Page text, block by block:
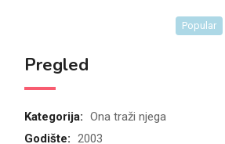
Popular
Pregled
Kategorija: Ona traži njega
Godište: 2003